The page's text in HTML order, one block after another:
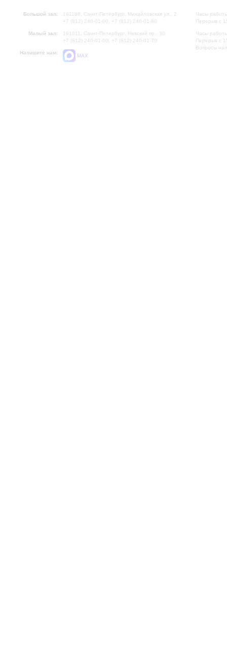
Большой зал:
191186, Санкт-Петербург, Михайловская ул., 2
+7 (812) 240-01-00, +7 (812) 240-01-80
Малый зал:
191011, Санкт-Петербург, Невский пр., 30
+7 (812) 240-01-00, +7 (812) 240-01-70
Напишите нам:
MAX
Часы
Перерыв с
Часы
Перерыв с
Вопросы